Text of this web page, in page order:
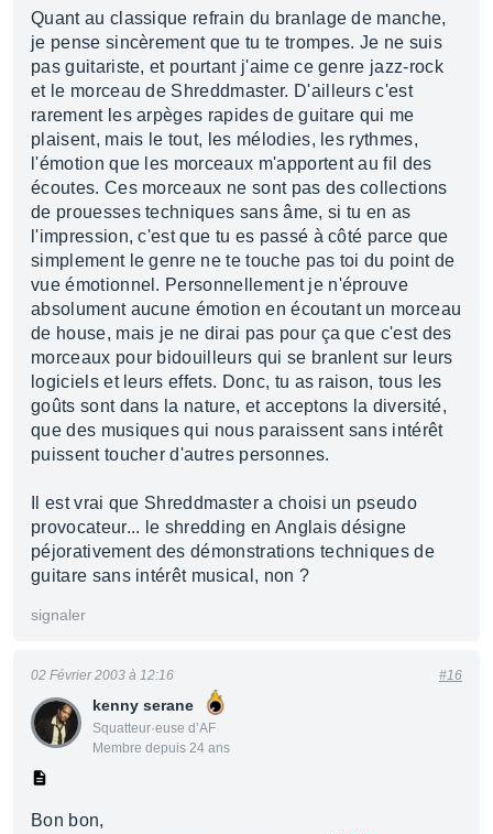
Quant au classique refrain du branlage de manche,
je pense sincèrement que tu te trompes. Je ne suis
pas guitariste, et pourtant j'aime ce genre jazz-rock
et le morceau de Shreddmaster. D'ailleurs c'est
rarement les arpèges rapides de guitare qui me
plaisent, mais le tout, les mélodies, les rythmes,
l'émotion que les morceaux m'apportent au fil des
écoutes. Ces morceaux ne sont pas des collections
de prouesses techniques sans âme, si tu en as
l'impression, c'est que tu es passé à côté parce que
simplement le genre ne te touche pas toi du point de
vue émotionnel. Personnellement je n'éprouve
absolument aucune émotion en écoutant un morceau
de house, mais je ne dirai pas pour ça que c'est des
morceaux pour bidouilleurs qui se branlent sur leurs
logiciels et leurs effets. Donc, tu as raison, tous les
goûts sont dans la nature, et acceptons la diversité,
que des musiques qui nous paraissent sans intérêt
puissent toucher d'autres personnes.
Il est vrai que Shreddmaster a choisi un pseudo
provocateur... le shredding en Anglais désigne
péjorativement des démonstrations techniques de
guitare sans intérêt musical, non ?
signaler
kenny serane
Squatteur·euse d’AF
Membre depuis 24 ans
02 Février 2003 à 12:16 #16
Bon bon,